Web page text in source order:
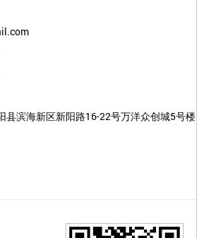
县滨海新区新阳路16-22号万洋众创城5号楼